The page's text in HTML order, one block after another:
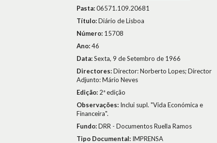
Pasta:06571.109.20681
Título:Diário de Lisboa
Número: 15708
Ano:46
Data:Sexta, 9 de Setembro de 1966
Directores:Director: Norberto Lopes; Director
Adjunto: Mário Neves
Edição: 2ª edição
Observações: Inclui supl. "Vida Económica e
Financeira".
Fundo:DRR - Documentos Ruella Ramos
Tipo Documental: IMPRENSA